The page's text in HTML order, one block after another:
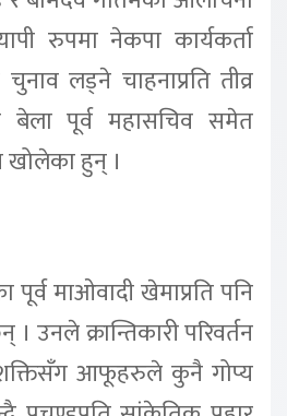
रुपमा नेकपा कार्यकर्ता
लड्ने चाहनाप्रति तीव्र
बेला पूर्व महासचिव समेत
हुन् ।
पूर्व माओवादी खेमाप्रति पनि
। उनले क्रान्तिकारी परिवर्तन
शक्तिसँग आफूहरुले कुनै गोप्य